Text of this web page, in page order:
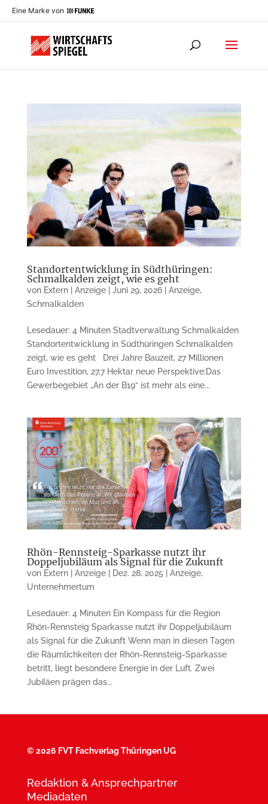
Eine Marke von
Standortentwicklung in Südthüringen:
Schmalkalden zeigt, wie es geht
von Extern | Anzeige| Juni 29, 2026| Anzeige,
Schmalkalden
Lesedauer: 4 Minuten Stadtverwaltung Schmalkalden
Standortentwicklung in Südthüringen Schmalkalden
zeigt, wie es geht Drei Jahre Bauzeit, 27 Millionen
Euro Investition, 27,7 Hektar neue Perspektive:Das
Gewerbegebiet „An der B19“ ist mehr als eine...
Rhön-Rennsteig-Sparkasse nutzt ihr
Doppeljubiläum als Signal für die Zukunft
von Extern | Anzeige| Dez. 28, 2025 Anzeige,
Unternehmertum
Lesedauer: 4 Minuten Ein Kompass für die Region
Rhön-Rennsteig Sparkasse nutzt ihr Doppeljubiläum
als Signal für die Zukunft Wenn man in diesen Tagen
die Räumlichkeiten der Rhön-Rennsteig-Sparkasse
betritt, liegt besondere Energie in der Luft. Zwei
Jubiläen prägen das...
©2026 FVT Fachverlag Thüringen UG
Redaktion & Ansprechpartner
Mediadaten